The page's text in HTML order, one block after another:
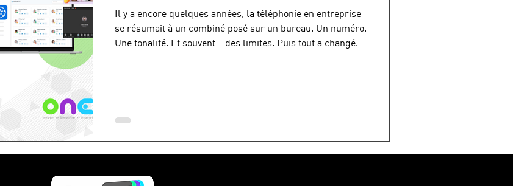
Il y a encore quelques années, la téléphonie en entreprise
se résumait à un combiné posé sur un bureau. Un numéro.
Une tonalité. Et souvent… des limites. Puis tout a changé.
toutes les interactions sont automatiquement liées à son